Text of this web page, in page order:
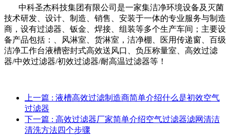
中科圣杰科技集团有限公司是一家集洁净环境设备及灭菌
技术研发、设计、制造、销售、安装于一体的专业服务与制造
商，设有过滤器、钣金、焊接、组装等多个生产车间；主要设
备产品包括：、风淋室、货淋室，洁净棚、医用传递窗、百级
洁净工作台液槽密封式高效送风口、负压称量室、高效过滤
器/中效过滤器/初效过滤器/耐高温过滤器等！
上一篇 : 液槽高效过滤制造商简单介绍什么是初效空气
过滤器
下一篇 : 高效过滤器厂家简单介绍空气过滤器滤网清洁
清洗方法四个步骤